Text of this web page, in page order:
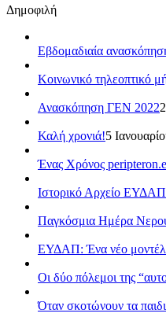
Δημοφιλή
Εβδομαδιαία
Κοινωνικό τηλεοπτικό
Ανασκόπηση ΓΕΝ 2022
Καλή χρονιά!5
Ένας Χρόνος
Ιστορικό Αρχείο ΕΥΔΑΠ
Παγκόσμια Ημέρα
ΕΥΔΑΠ: Ένα νέο
Οι δύο πόλεμοι της
Όταν σκοτώνουν τα